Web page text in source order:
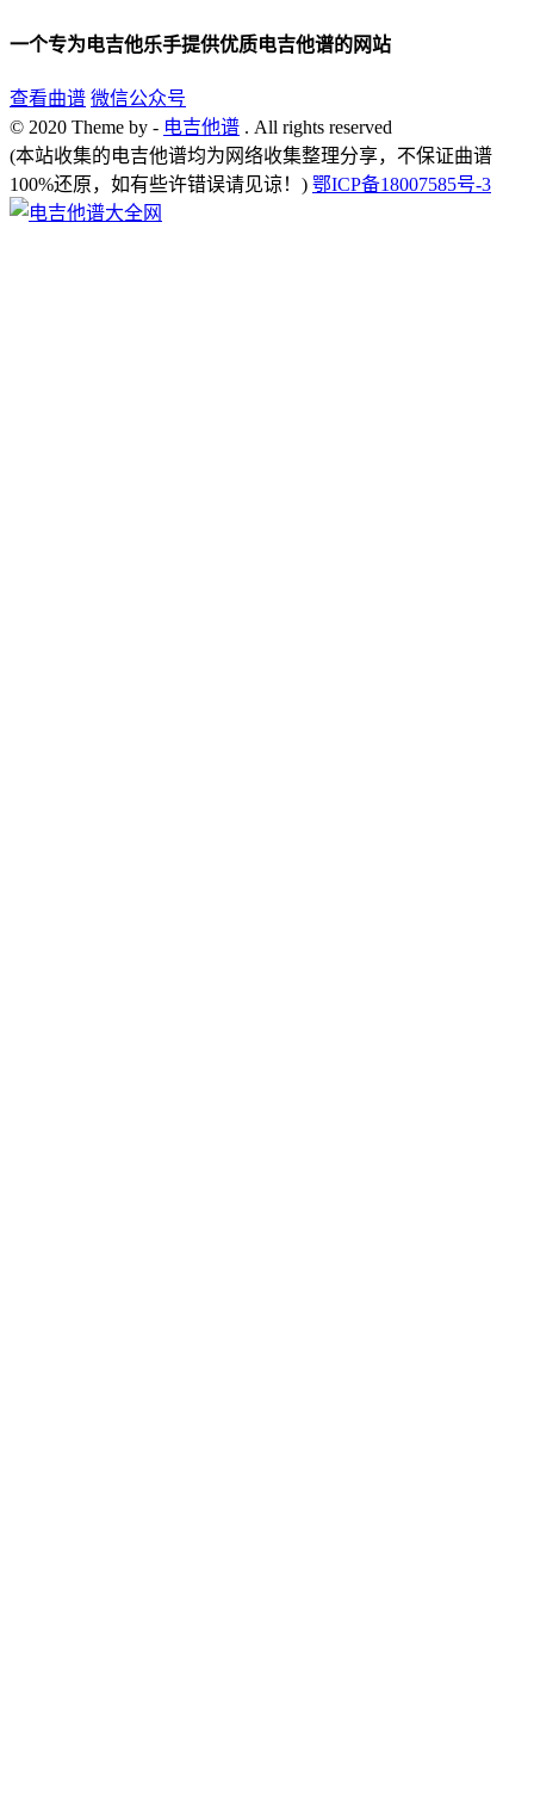
一个专为电吉他乐手提供优质电吉他谱的网站
查看曲谱 微信公众号
© 2020 Theme by - 电吉他谱 . All rights reserved
(本站收集的电吉他谱均为网络收集整理分享，不保证曲谱
100%还原，如有些许错误请见谅！) 鄂ICP备18007585号-3